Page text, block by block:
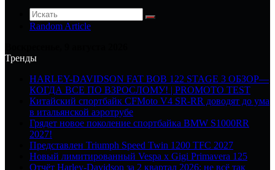
Random Article
Тренды
HARLEY-DAVIDSON FAT BOB 122 STAGE 3 ОБЗОР—
КОГДА ВСЕ ПО ВЗРОСЛОМУ! | PROMOTO TEST
Китайский спортбайк CFMoto V4 SR-RR доводят до ума
в итальянской аэротрубе
Грядет новое поколение спортбайка BMW S1000RR
2027!
Представлен Triumph Speed Twin 1200 TFC 2027
Новый лимитированный Vespa x Gigi Primavera 125
Отчёт Harley-Davidson за 2 квартал 2026: не всё так